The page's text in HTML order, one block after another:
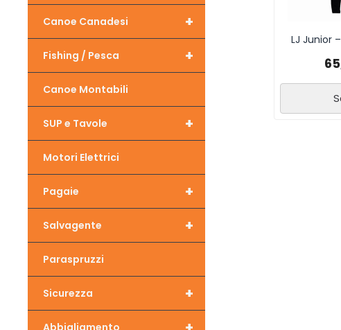
LJ Junior
+
Canoe Canadesi
+
Fishing / Pesca
Canoe Montabili
+
SUP e Tavole
Motori Elettrici
+
Pagaie
+
Salvagente
Paraspruzzi
+
Sicurezza
Abbigliamento